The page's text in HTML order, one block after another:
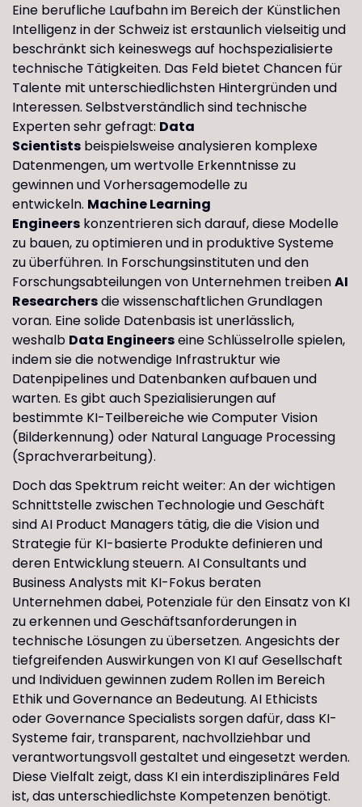
Eine berufliche Laufbahn im Bereich der Künstlichen
Intelligenz in der Schweiz ist erstaunlich vielseitig und
beschränkt sich keineswegs auf hochspezialisierte
technische Tätigkeiten. Das Feld bietet Chancen für
Talente mit unterschiedlichsten Hintergründen und
Interessen. Selbstverständlich sind technische
Experten sehr gefragt: Data
Scientists beispielsweise analysieren komplexe
Datenmengen, um wertvolle Erkenntnisse zu
gewinnen und Vorhersagemodelle zu
entwickeln. Machine Learning
Engineers konzentrieren sich darauf, diese Modelle
zu bauen, zu optimieren und in produktive Systeme
zu überführen. In Forschungsinstituten und den
Forschungsabteilungen von Unternehmen treibenAI
Researchersdie wissenschaftlichen Grundlagen
voran. Eine solide Datenbasis ist unerlässlich,
weshalb Data Engineerseine Schlüsselrolle spielen,
indem sie die notwendige Infrastruktur wie
Datenpipelines und Datenbanken aufbauen und
warten. Es gibt auch Spezialisierungen auf
bestimmte KI-Teilbereiche wie Computer Vision
(Bilderkennung) oder Natural Language Processing
(Sprachverarbeitung).
Doch das Spektrum reicht weiter: An der wichtigen
Schnittstelle zwischen Technologie und Geschäft
sind AI Product Managers tätig, die die Vision und
Strategie für KI-basierte Produkte definieren und
deren Entwicklung steuern. AI Consultants und
Business Analysts mit KI-Fokus beraten
Unternehmen dabei, Potenziale für den Einsatz von KI
zu erkennen und Geschäftsanforderungen in
technische Lösungen zu übersetzen. Angesichts der
tiefgreifenden Auswirkungen von KI auf Gesellschaft
und Individuen gewinnen zudem Rollen im Bereich
Ethik und Governance an Bedeutung. AI Ethicists
oder Governance Specialists sorgen dafür, dass KI-
Systeme fair, transparent, nachvollziehbar und
verantwortungsvoll gestaltet und eingesetzt werden.
Diese Vielfalt zeigt, dass KI ein interdisziplinäres Feld
ist, das unterschiedlichste Kompetenzen benötigt.